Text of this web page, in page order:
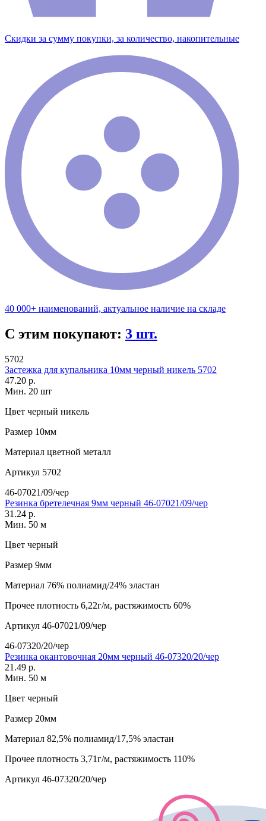
Скидки за сумму покупки, за количество, накопительные
40 000+ наименований, актуальное наличие на складе
С этим покупают: 3 шт.
5702
Застежка для купальника 10мм черный никель 5702
47.20 р.
Мин. 20 шт
Цвет черный никель
Размер 10мм
Материал цветной металл
Артикул 5702
46-07021/09/чер
Резинка бретелечная 9мм черный 46-07021/09/чер
31.24 р.
Мин. 50 м
Цвет черный
Размер 9мм
Материал 76% полиамид/24% эластан
Прочее плотность 6,22г/м, растяжимость 60%
Артикул 46-07021/09/чер
46-07320/20/чер
Резинка окантовочная 20мм черный 46-07320/20/чер
21.49 р.
Мин. 50 м
Цвет черный
Размер 20мм
Материал 82,5% полиамид/17,5% эластан
Прочее плотность 3,71г/м, растяжимость 110%
Артикул 46-07320/20/чер